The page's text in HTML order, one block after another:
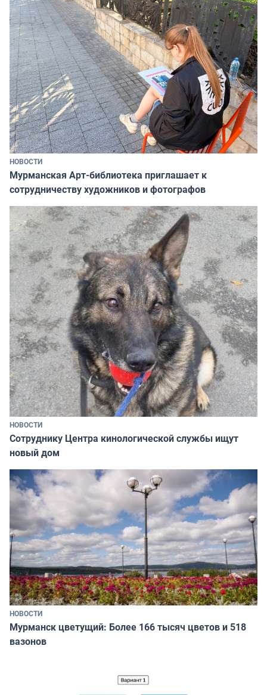
НОВОСТИ
Мурманская Арт-библиотека приглашает к
сотрудничеству художников и фотографов
НОВОСТИ
Сотруднику Центра кинологической службы ищут
новый дом
НОВОСТИ
Мурманск цветущий: Более 166 тысяч цветов и 518
вазонов